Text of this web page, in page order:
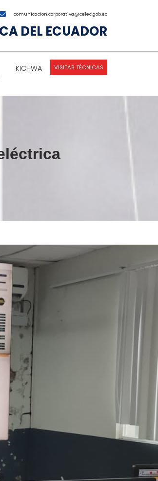
comunicacion.corporativa@celec.gob.ec
DEL ECUADOR
KICHWA VISITAS TÉCNICAS